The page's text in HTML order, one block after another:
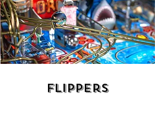
Flippers